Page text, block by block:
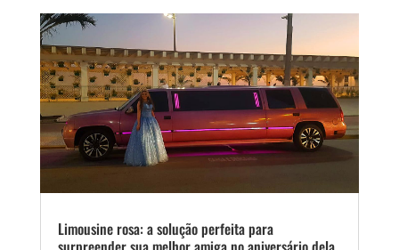
Limousine rosa: a solução perfeita para